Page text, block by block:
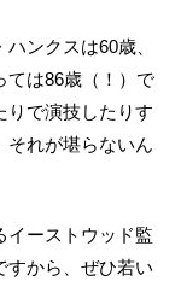
ンクスは60歳、
ては86歳（！）で
りで演技したりす
それが堪らないん
イーストウッド監
すから、ぜひ若い